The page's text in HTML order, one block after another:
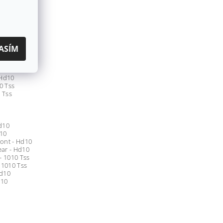
Tss
- Hd10
- Hd10
1010 Tss
Tss